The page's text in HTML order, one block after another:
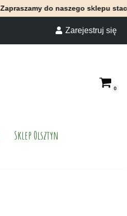
naszego sklepu stacjonarnego
Zarejestruj się
0
Sklep Olsztyn